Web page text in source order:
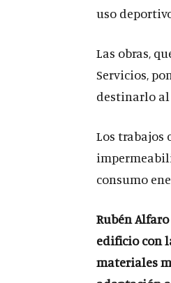
uso
Las obras,
Servicios,
destinarlo
Los trabajos
consumo
Rubén Alfaro
edificio con
materiales